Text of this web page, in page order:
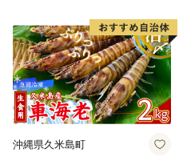
イル済み 冷凍 カニ 蟹 かに
カニ味噌 甲羅 お得 格安 小ぶ
り 解凍 カニ鍋 甲羅焼き 海鮮
返礼品 特産品 新鮮 濃厚 旨み
簡単調理 家庭用 ギフト グル
メ
沖縄県久米島町